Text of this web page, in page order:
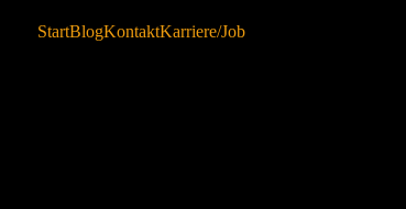
StartBlogKontaktKarriere/Job